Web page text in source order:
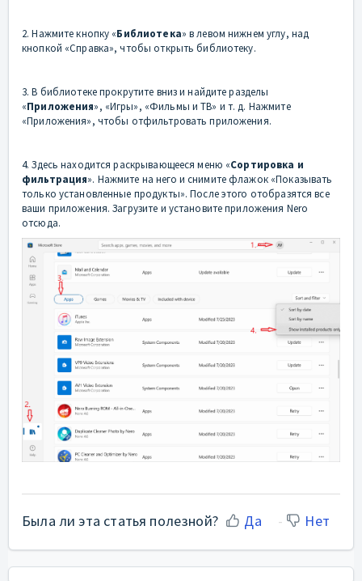
2. Нажмите кнопку «Библиотека» в левом нижнем углу, над
кнопкой «Справка», чтобы открыть библиотеку.
3. В библиотеке прокрутите вниз и найдите разделы
«Приложения», «Игры», «Фильмы и ТВ» и т. д. Нажмите
«Приложения», чтобы отфильтровать приложения.
4. Здесь находится раскрывающееся меню «Сортировка и
фильтрация». Нажмите на него и снимите флажок «Показывать
только установленные продукты». После этого отобразятся все
ваши приложения. Загрузите и установите приложения Nero
отсюда.
Была ли эта статья полезной? Да Нет